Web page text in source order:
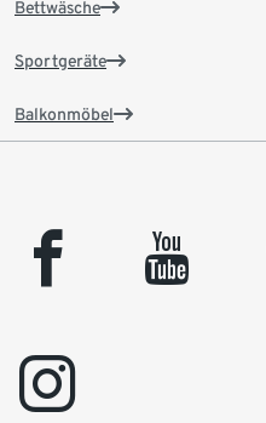
Bettwäsche
Sportgeräte
Balkonmöbel
facebook youtube
instagram